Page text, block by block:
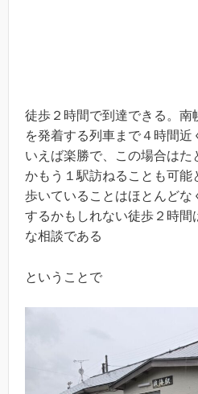
徒歩２時間で到達できる。南
を発着する列車まで４時間近
いえば楽勝で、この場合はた
かもう１駅訪ねることも可能
歩いていることはほとんどな
するかもしれない徒歩２時間
な相談である
ということで